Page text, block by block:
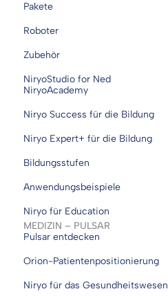
Pakete
Roboter
Zubehör
NiryoStudio for Ned
NiryoAcademy
Niryo Success für die Bildung
Niryo Expert+ für die Bildung
Bildungsstufen
Anwendungsbeispiele
Niryo für Education
MEDIZIN – PULSAR
Pulsar entdecken
Orion-Patientenpositionierung
Niryo für das Gesundheitswesen